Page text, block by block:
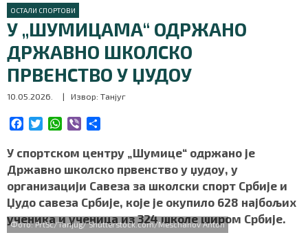
ОСТАЛИ СПОРТОВИ
У „ШУМИЦАМА“ ОДРЖАНО
ДРЖАВНО ШКОЛСКО
ПРВЕНСТВО У ЏУДОУ
10.05.2026. | Извор: Танјуг
c
e
b
o
o
k
i
t
t
e
r
W
a
t
s
A
p
p
b
e
r
a
r
e
У спортском центру „Шумице“ одржано је
Државно школско првенство у џудоу, у
организацији Савеза за школски спорт Србије и
Џудо савеза Србије, које је окупило 628 најбољих
ученика и ученица из 324 школе широм Србије.
Фото: PrtSc/Tanjug/ Shutterstock.com/Meschanov Anton
НАЈНОВИЈЕ
НОВИ САД
ПОДКАСТ
ЗЕЛЕНИ ГРАД
ВИДЕО
СПЕЦИЈАЛИ
БЛОГ